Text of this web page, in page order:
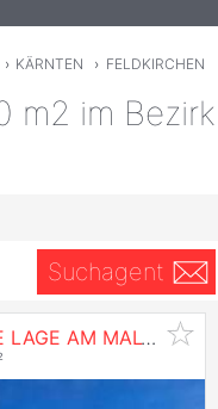
› KÄRNTEN › FELDKIRCHEN
m2 im Bezirk
Suchagent
PREISREDUKTION TRAUMHAFTE LAGE AM MALTSCHACHERSEE